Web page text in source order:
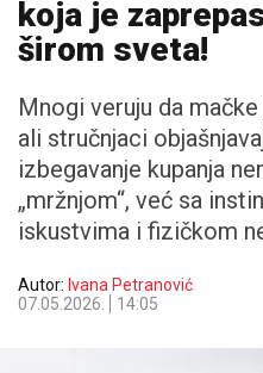
koja je
širom sveta!
Mnogi veruju da
ali stručnjaci
izbegavanje kupanja
„mržnjom“, već sa
iskustvima i fizičkom
Autor: Ivana Petranović
07.05.2026.
14:05